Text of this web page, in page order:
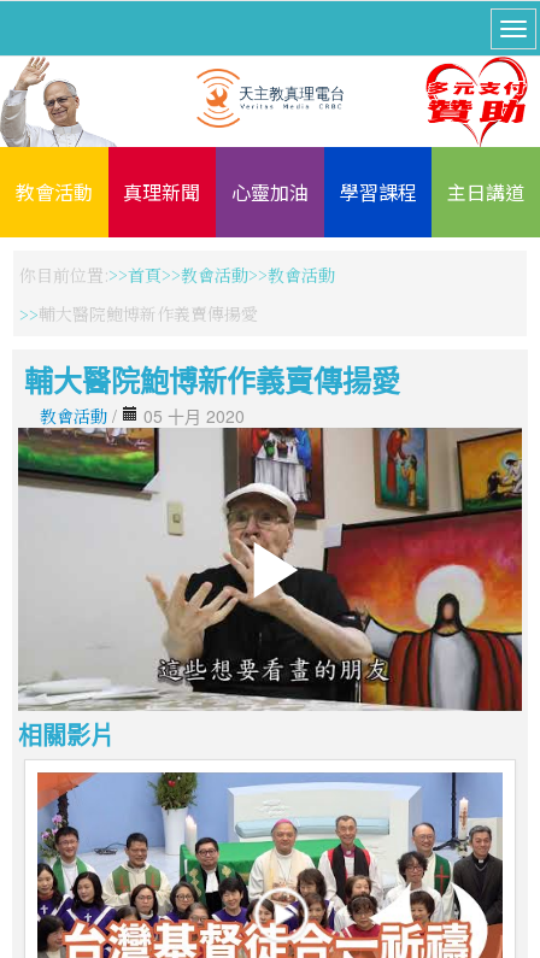
教會活動 真理新聞 心靈加油 學習課程 主日講道
你目前位置: 首頁 教會活動
教會活動
輔大醫院鮑博新作義賣傳揚愛
輔大醫院鮑博新作義賣傳揚愛
教會活動 / 05 十月 2020
相關影片